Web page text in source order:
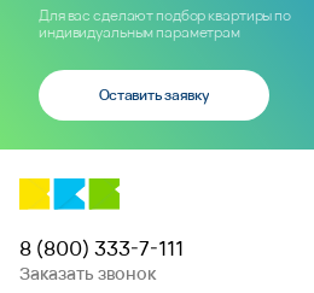
Для вас сделают подбор квартиры по
индивидуальным параметрам
Оставить заявку
8 (800) 333-7-111
Заказать звонок